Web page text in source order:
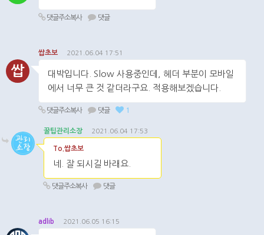
댓글주소복사 댓글
쌉
쌉초보 2021.06.04 17:51
대박입니다. Slow 사용중인데, 헤더 부분이 모바일
에서 너무 큰 것 같더라구요. 적용해보겠습니다.
댓글주소복사 댓글 1
꿀팁관리소장 2021.06.04 17:53
To.쌉초보
네. 잘 되시길 바래요.
댓글주소복사 댓글
adlib 2021.06.05 16:15